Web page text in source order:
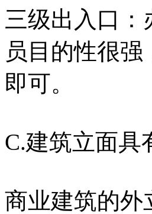
三级出入口
员目的性很
即可。
C.建筑立面具
商业建筑的外